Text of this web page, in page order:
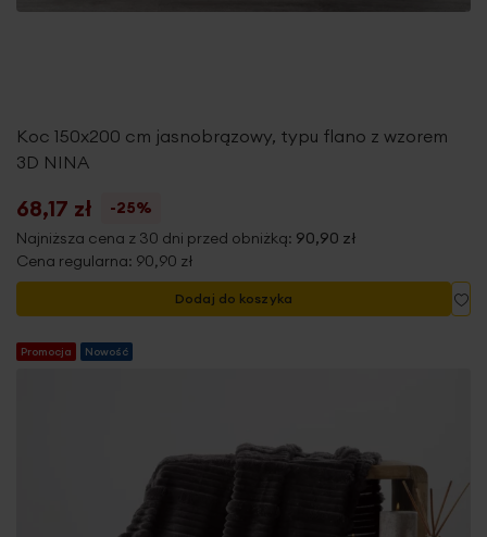
Koc 150x200 cm jasnobrązowy, typu flano z wzorem
3D NINA
68,17 zł
-25%
Najniższa cena z 30 dni przed obniżką: 90,90 zł
Cena regularna: 90,90 zł
Dodaj do koszyka
Promocja Nowość